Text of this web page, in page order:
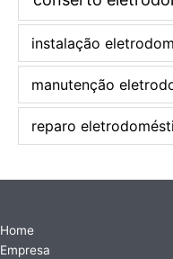
instalação
manutenção
reparo
Home
Empresa